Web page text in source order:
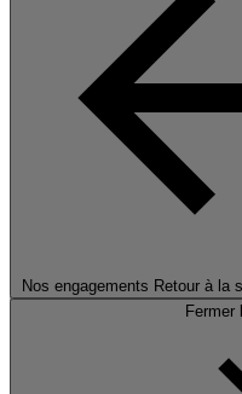
Nos engagements Retour à la
Fermer